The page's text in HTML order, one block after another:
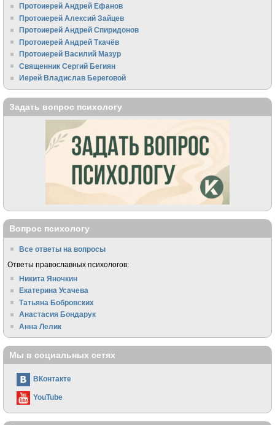
Протоиерей Андрей Ефанов
Протоиерей Алексий Зайцев
Протоиерей Андрей Спиридонов
Протоиерей Андрей Ткачёв
Протоиерей Василий Мазур
Священник Сергий Бегиян
Иерей Владислав Береговой
Задать вопрос психологу
Вопрос психологу
Все ответы на вопросы
Ответы православных психологов:
Никита Яночкин
Екатерина Усачева
Татьяна Бобровских
Анастасия Бондарук
Анна Лелик
Мы в социальных сетях
ВКонтакте
YouTube